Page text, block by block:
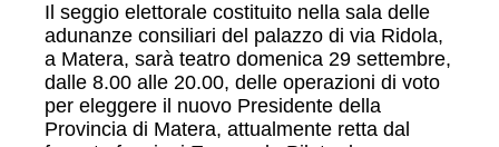
Il seggio elettorale costituito nella sala delle
adunanze consiliari del palazzo di via Ridola,
a Matera, sarà teatro domenica 29 settembre,
dalle 8.00 alle 20.00, delle operazioni di voto
per eleggere il nuovo Presidente della
Provincia di Matera, attualmente retta dal